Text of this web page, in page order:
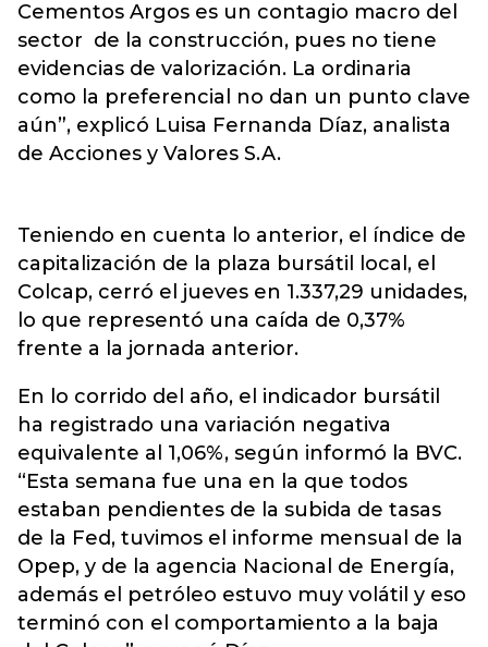
Cementos Argos es un contagio macro del
sector de la construcción, pues no tiene
evidencias de valorización. La ordinaria
como la preferencial no dan un punto clave
aún”, explicó Luisa Fernanda Díaz, analista
de Acciones y Valores S.A.
Teniendo en cuenta lo anterior, el índice de
capitalización de la plaza bursátil local, el
Colcap, cerró el jueves en 1.337,29 unidades,
lo que representó una caída de 0,37%
frente a la jornada anterior.
En lo corrido del año, el indicador bursátil
ha registrado una variación negativa
equivalente al 1,06%, según informó la BVC.
“Esta semana fue una en la que todos
estaban pendientes de la subida de tasas
de la Fed, tuvimos el informe mensual de la
Opep, y de la agencia Nacional de Energía,
además el petróleo estuvo muy volátil y eso
terminó con el comportamiento a la baja